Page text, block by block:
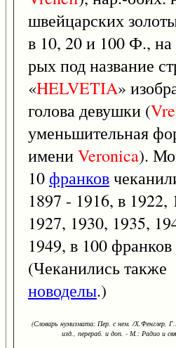
швейцарских
в 10, 20 и 100 Ф., на
рых под название
«HELVETIA»
голова девушки (
уменьшительная
имениVeronica).
10франков
1897 - 1916, в 1922,
1927, 1930, 1935,
1949, в 100
(Чеканились также
новоделы.)
(Словарь нумизмата: Пер. с нем. /Х.Фенглер,
изд., перераб. и доп. - М.: Радио и